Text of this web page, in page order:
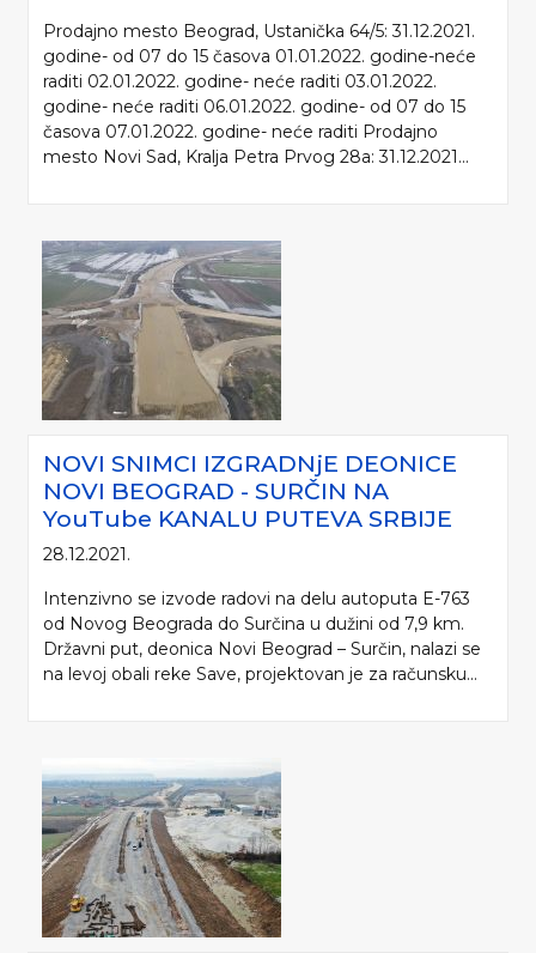
Prodajno mesto Beograd, Ustanička 64/5: 31.12.2021.
godine- od 07 do 15 časova 01.01.2022. godine-neće
raditi 02.01.2022. godine- neće raditi 03.01.2022.
godine- neće raditi 06.01.2022. godine- od 07 do 15
časova 07.01.2022. godine- neće raditi Prodajno
mesto Novi Sad, Kralja Petra Prvog 28a: 31.12.2021...
NOVI SNIMCI IZGRADNjE DEONICE
NOVI BEOGRAD - SURČIN NA
YouTube KANALU PUTEVA SRBIJE
28.12.2021.
Intenzivno se izvode radovi na delu autoputa E-763
od Novog Beograda do Surčina u dužini od 7,9 km.
Državni put, deonica Novi Beograd – Surčin, nalazi se
na levoj obali reke Save, projektovan je za računsku...